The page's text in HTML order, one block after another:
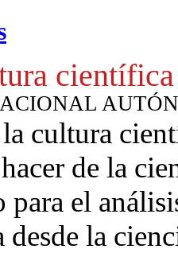
científica
cultura
de la
para el
la